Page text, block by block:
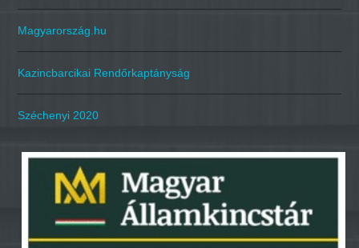
Magyarország.hu
Kazincbarcikai Rendőrkaptányság
Széchenyi 2020